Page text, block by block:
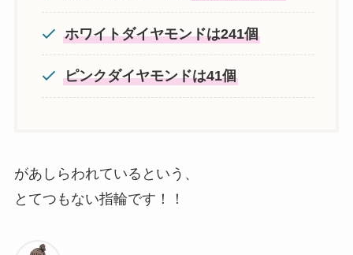
ホワイトダイヤモンドは241個
ピンクダイヤモンドは41個
があしらわれているという、
とてつもない指輪です！！